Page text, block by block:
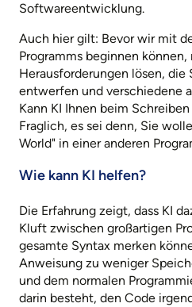
Softwareentwicklung.
Auch hier gilt: Bevor wir mit
Programms beginnen
Herausforderungen lösen, die
entwerfen und verschiedene
Kann KI Ihnen beim
Fraglich, es sei denn, Sie
World" in einer anderen
Wie kann KI helfen?
Die Erfahrung zeigt, dass KI
Kluft zwischen großartigen
gesamte Syntax merken
Anweisung zu weniger
und dem normalen
darin besteht, den Code